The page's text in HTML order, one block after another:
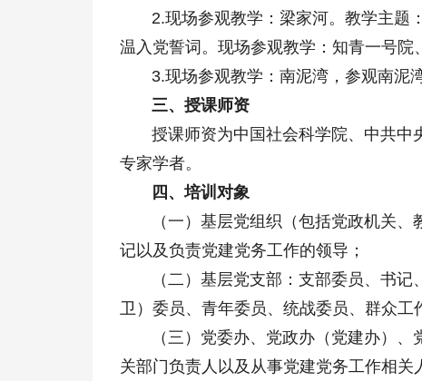
2.现场参观教学：梁家河。教学主题
温入党誓词。现场参观教学：知青一号院
3.现场参观教学：南泥湾，参观南泥湾
三、授课师资
授课师资为中国社会科学院、中共中
专家学者。
四、培训对象
（一）基层党组织（包括党政机关、
记以及负责党建党务工作的领导；
（二）基层党支部：支部委员、书记
卫）委员、青年委员、统战委员、群众工
（三）党委办、党政办（党建办）、
关部门负责人以及从事党建党务工作相关